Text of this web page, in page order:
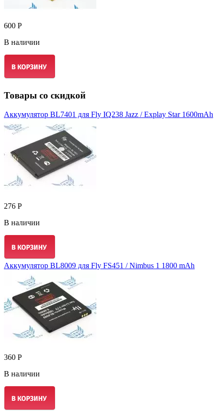
600 Р
В наличии
Товары со скидкой
Аккумулятор BL7401 для Fly IQ238 Jazz / Explay Star 1600mAh
276 Р
В наличии
Аккумулятор BL8009 для Fly FS451 / Nimbus 1 1800 mAh
360 Р
В наличии